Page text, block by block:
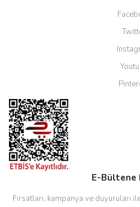
E-Bültene
Fırsatları, kampanya ve duyuruları